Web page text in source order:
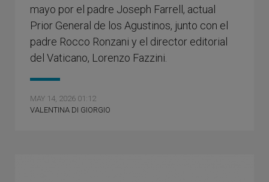
mayo por el padre Joseph Farrell, actual
Prior General de los Agustinos, junto con el
padre Rocco Ronzani y el director editorial
del Vaticano, Lorenzo Fazzini.
MAY 14, 2026 01:12
VALENTINA DI GIORGIO